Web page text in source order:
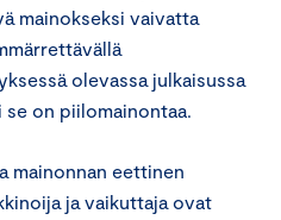
mainokseksi vaivatta
olevassa julkaisussa
on piilomainontaa.
mainonnan eettinen
ja vaikuttaja ovat